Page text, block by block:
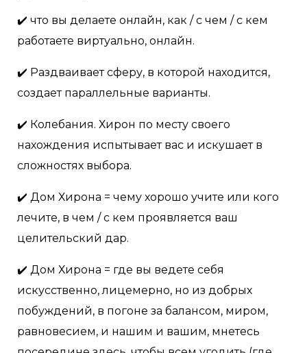
✔️ что вы делаете онлайн, как / с чем / с кем
работаете виртуально, онлайн.
✔️ Раздваивает сферу, в которой находится,
создает параллельные варианты.
✔️ Колебания. Хирон по месту своего
нахождения испытывает вас и искушает в
сложностях выбора.
✔️ Дом Хирона = чему хорошо учите или кого
лечите, в чем / с кем проявляется ваш
целительский дар.
✔️ Дом Хирона = где вы ведете себя
искусственно, лицемерно, но из добрых
побуждений, в погоне за балансом, миром,
равновесием, и нашим и вашим, мнетесь